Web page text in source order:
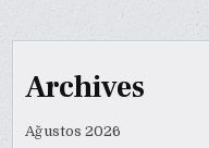
Archives
Ağustos 2026